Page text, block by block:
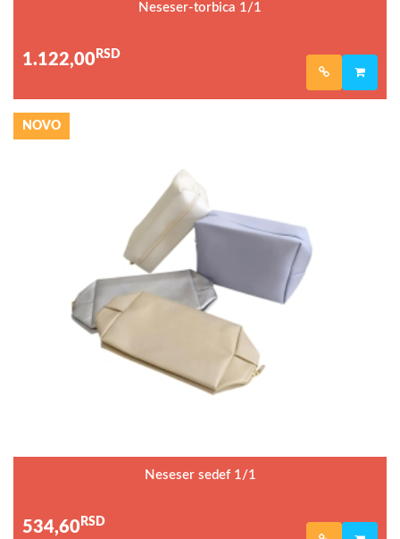
Neseser-torbica 1/1
1.122,00 RSD
NOVO
Neseser sedef 1/1
534,60 RSD